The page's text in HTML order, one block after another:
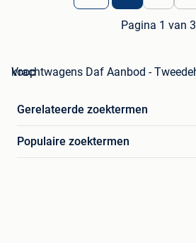
Pagina 1 van 3
Vrachtwagens Daf Aanbod - Tweedehands en nieuw te koop
Gerelateerde zoektermen
Populaire zoektermen